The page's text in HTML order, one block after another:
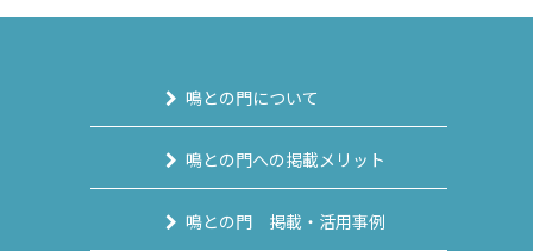
鳴との門について
鳴との門への掲載メリット
鳴との門 掲載・活用事例